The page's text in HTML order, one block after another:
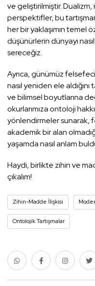
ve geliştirilmiştir.
perspektifler, bu
her bir yaklaşımın temel
düşünürlerin dünyayı
sereceğiz.
Ayrıca, günümüz
nasıl yeniden ele
ve bilimsel boyutlarına
okurlarımıza ontoloji
yönlendirmeler sunarak,
akademik bir alan
yaşamda nasıl anlam
Haydi, birlikte zihin ve
çıkalım!
Zihin-Madde İlişkisi
Ontolojik Tartışmalar